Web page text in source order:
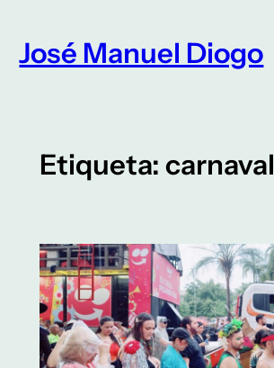
para
José Manuel Diogo
Etiqueta: carnaval